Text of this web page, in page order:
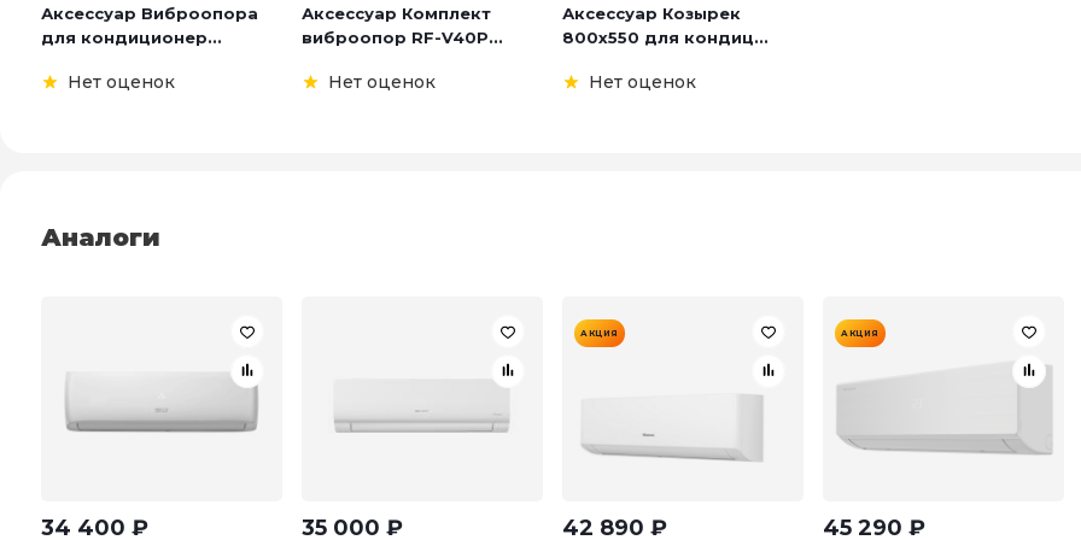
Аксессуар Виброопора
для кондиционер...
Нет оценок
Аксессуар Комплект
виброопор RF-V40P...
Нет оценок
Аксессуар Козырек
800х550 для кондиц...
Нет оценок
Аналоги
34 400 ₽ 35 000 ₽
АКЦИЯ
42 890 ₽
АКЦИЯ
45 290 ₽